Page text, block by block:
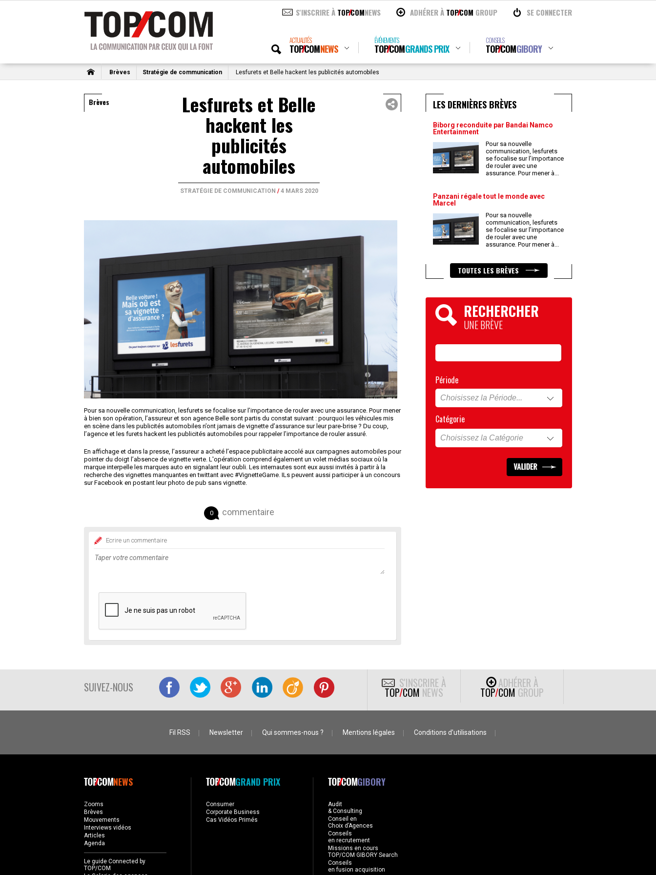
S'INSCRIRE À TOPCOMNEWS ADHÉRER À TOPCOM GROUP SE CONNECTER
ACTUALITÉS
TOPCOMNEWS
ÉVÉNEMENTS
TOPCOMGRANDS PRIX
CONSEILS
TOPCOMGIBORY
Brèves Stratégie de communication Lesfurets et Belle hackent les publicités automobiles
Brèves Lesfurets et Belle
hackent les
publicités
automobiles
STRATÉGIE DE COMMUNICATION /4 MARS 2020
Pour sa nouvelle communication, lesfurets se focalise sur l’importance de rouler avec une assurance. Pour mener
à bien son opération, l’assureur et son agence Belle sont partis du constat suivant : pourquoi les véhicules mis
en scène dans les publicités automobiles n’ont jamais de vignette d’assurance sur leur pare-brise ? Du coup,
l’agence et les furets hackent les publicités automobiles pour rappeler l’importance de rouler assuré.
En affichage et dans la presse, l’assureur a acheté l’espace publicitaire accolé aux campagnes automobiles pour
pointer du doigt l’absence de vignette verte. L'opération comprend également un volet médias sociaux où la
marque interpelle les marques auto en signalant leur oubli. Les internautes sont eux aussi invités à partir à la
recherche des vignettes manquantes en twittant avec #VignetteGame. ILs peuvent aussi participer à un concours
sur Facebook en postant leur photo de pub sans vignette.
0 commentaire
Ecrire un commentaire
LES DERNIÈRES BRÈVES
Biborg reconduite par Bandai Namco
Entertainment
Pour sa nouvelle
communication, lesfurets
se focalise sur l’importance
de rouler avec une
assurance. Pour mener à...
Panzani régale tout le monde avec
Marcel
Pour sa nouvelle
communication, lesfurets
se focalise sur l’importance
de rouler avec une
assurance. Pour mener à...
TOUTES LES BRÈVES
RECHERCHER
UNE BRÈVE
Période
Catégorie
SUIVEZ-NOUS S'INSCRIRE À
TOP/COM NEWS
ADHÉRER À
TOP/COM GROUP
Fil RSS Newsletter Qui sommes-nous ? Mentions légales Conditions d’utilisations
NEWS
Zooms
Brèves
Mouvements
Interviews vidéos
Articles
Agenda
Le guide Connected by
TOP/COM
GRAND PRIX
Consumer
Corporate Business
Cas Vidéos Primés
GIBORY
Audit
& Consulting
Conseil en
Choix d’Agences
Conseils
en recrutement
Missions en cours
TOP/COM GIBORY Search
Conseils
en fusion acquisition